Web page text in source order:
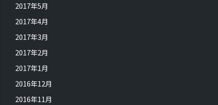
2017年5月
2017年4月
2017年3月
2017年2月
2017年1月
2016年12月
2016年11月